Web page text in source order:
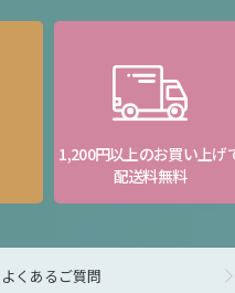
1,200円以上のお買い上げ
配送料無料
よくあるご質問